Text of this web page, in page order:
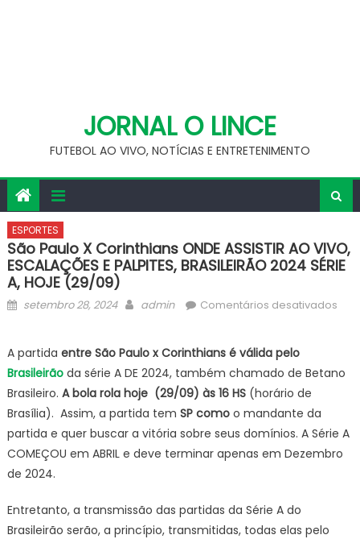
JORNAL O LINCE
FUTEBOL AO VIVO, NOTÍCIAS E ENTRETENIMENTO
ESPORTES
São Paulo X Corinthians ONDE ASSISTIR AO VIVO,
ESCALAÇÕES E PALPITES, BRASILEIRÃO 2024 SÉRIE
A, HOJE (29/09)
Posted
setembro 28, 2024 Author
admin Comentários desativadosem
AO
A partida entre São Paulo x Corinthians é válida pelo
Brasileirão da série A DE 2024, também chamado de Betano
Brasileiro. A bola rola hoje (29/09) às 16 HS (horário de
Brasília). Assim, a partida tem SP comoo mandante da
partida e quer buscar a vitória sobre seus domínios. A Série A
COMEÇOU em ABRIL e deve terminar apenas em Dezembro
de 2024.
Entretanto, a transmissão das partidas da Série A do
Brasileirão serão, a princípio, transmitidas, todas elas pelo